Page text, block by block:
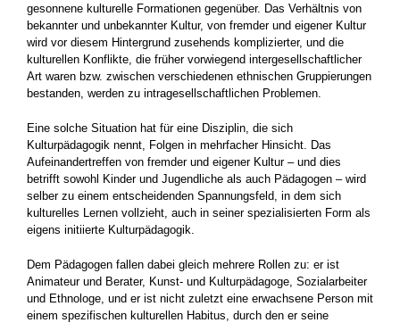
gesonnene kulturelle Formatio­nen gegenüber. Das Verhältnis von
bekannter und unbekannter Kultur, von fremder und eige­ner Kultur
wird vor diesem Hintergrund zusehends komplizierter, und die
kulturellen Kon­flikte, die früher vorwiegend intergesellschaftli­cher
Art waren bzw. zwischen verschiedenen ethnischen Gruppierungen
bestanden, werden zu intragesellschaftlichen Problemen.
Eine solche Situation hat für eine Disziplin, die sich
Kulturpädagogik nennt, Folgen in mehrfa­cher Hinsicht. Das
Aufeinandertreffen von frem­der und eigener Kultur – und dies
betrifft sowohl Kinder und Jugendliche als auch Pädagogen – wird
selber zu einem entscheidenden Span­nungsfeld, in dem sich
kulturelles Lernen voll­zieht, auch in seiner spezialisierten Form als
eigens initiierte Kulturpädagogik.
Dem Pädagogen fallen dabei gleich mehrere Rollen zu: er ist
Animateur und Berater, Kunst­- und Kulturpädagoge, Sozialarbeiter
und Ethno­loge, und er ist nicht zuletzt eine erwachsene Person mit
einem spezifischen kulturellen Habi­tus, durch den er seine